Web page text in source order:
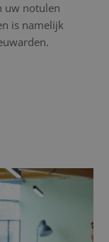
uw notulen
is namelijk